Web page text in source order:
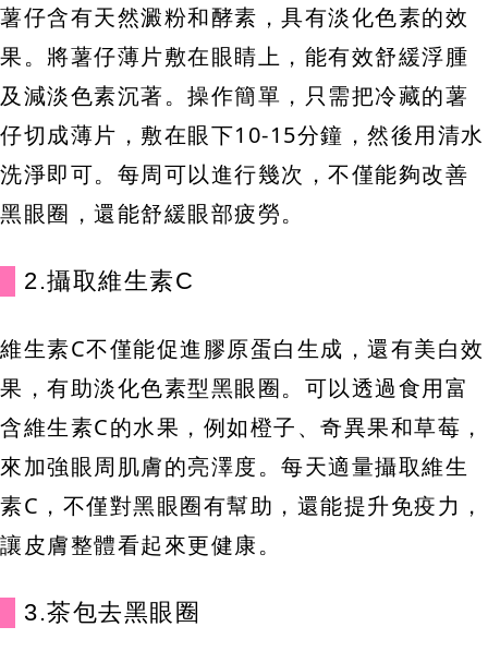
薯仔含有天然澱粉和酵素，具有淡化色素的效
果。將薯仔薄片敷在眼睛上，能有效舒緩浮腫
及減淡色素沉著。操作簡單，只需把冷藏的薯
仔切成薄片，敷在眼下10-15分鐘，然後用清水
洗淨即可。每周可以進行幾次，不僅能夠改善
黑眼圈，還能舒緩眼部疲勞。
2.攝取維生素C
維生素C不僅能促進膠原蛋白生成，還有美白效
果，有助淡化色素型黑眼圈。可以透過食用富
含維生素C的水果，例如橙子、奇異果和草莓，
來加強眼周肌膚的亮澤度。每天適量攝取維生
素C，不僅對黑眼圈有幫助，還能提升免疫力，
讓皮膚整體看起來更健康。
3.茶包去黑眼圈